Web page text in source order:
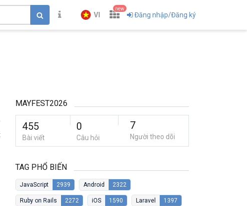
VI
new
Đăng nhập/Đăng ký
MAYFEST2026
455
Bài viết
0
Câu hỏi
7
Người theo dõi
TAG PHỔ BIẾN
JavaScript 2939 Android 2322
Ruby on Rails 2272 iOS 1590 Laravel 1397